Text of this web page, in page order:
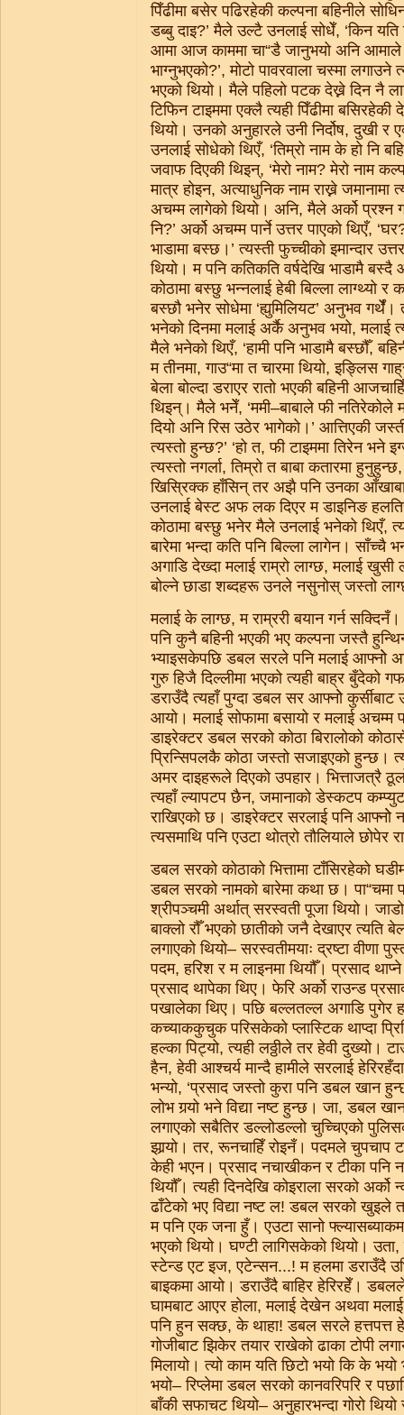
पिँढीमा बसेर पढिरहेकी कल्पना बहिनीले
डब्बु दाइ?’ मैले उल्टै उनलाई सोधेँ, ‘किन
आमा आज काममा चा“डै जानुभयो अनि आमाले
भाग्नुभएको?’, मोटो पावरवाला चस्मा
भएको थियो। मैले पहिलो पटक देख्ने दिन नै
टिफिन टाइममा एक्लै त्यही पिँढीमा
थियो। उनको अनुहारले उनी निर्दोष, दुखी र
उनलाई सोधेको थिएँ, ‘तिम्रो नाम के हो नि
जवाफ दिएकी थिइन्, ‘मेरो नाम? मेरो नाम
मात्र होइन, अत्याधुनिक नाम राख्ने जमानामा
अचम्म लागेको थियो। अनि, मैले अर्को प्रश्न
नि?’ अर्को अचम्म पार्ने उत्तर पाएको थिएँ,
भाडामा बस्छ।’ त्यस्ती फुच्चीको इमान्दार
थियो। म पनि कतिकति वर्षदेखि भाडामै
कोठामा बस्छु भन्नलाई हेबी बिल्ला लाग्थ्यो
बस्छौ भनेर सोधेमा ‘ह्युमिलियट’ अनुभव गर्थेँ।
भनेको दिनमा मलाई अर्कै अनुभव भयो, मलाई
मैले भनेको थिएँ, ‘हामी पनि भाडामै बस्छौँ,
म तीनमा, गाउ“मा त चारमा थियो, इङ्लिस
बेला बोल्दा डराएर रातो भएकी बहिनी
थिइन्। मैले भनेँ, ‘ममी–बाबाले फी नतिरेकोले
दियो अनि रिस उठेर भागेको।’ आत्तिएकी
त्यस्तो हुन्छ?’ ‘हो त, फी टाइममा तिरेन भने
त्यस्तो नगर्ला, तिम्रो त बाबा कतारमा
खिस्रिक्क हाँसिन् तर अझै पनि उनका
उनलाई बेस्ट अफ लक दिएर म डाइनिङ
कोठामा बस्छु भनेर मैले उनलाई भनेको थिएँ,
बारेमा भन्दा कति पनि बिल्ला लागेन। साँच्चै
अगाडि देख्दा मलाई राम्रो लाग्छ, मलाई खुसी
बोल्ने छाडा शब्दहरू उनले नसुनोस् जस्तो
मलाई के लाग्छ, म राम्ररी बयान गर्न
पनि कुनै बहिनी भएकी भए कल्पना जस्तै हुन्थिन्
भ्याइसकेपछि डबल सरले पनि मलाई आफ्नोे
गुरु हिजै दिल्लीमा भएको त्यही बाह्र बुँदेको
डराउँदै त्यहाँ पुग्दा डबल सर आफ्नोे
आयो। मलाई सोफामा बसायो र मलाई
डाइरेक्टर डबल सरको कोठा बिरालोको
प्रिन्सिपलकै कोठा जस्तो सजाइएको हुन्छ।
अमर दाइहरूले दिएको उपहार। भित्ताजत्रै
त्यहाँ ल्यापटप छैन, जमानाको डेस्कटप
राखिएको छ। डाइरेक्टर सरलाई पनि आफ्नोे
त्यसमाथि पनि एउटा थोत्रो तौलियाले छोपेर
डबल सरको कोठाको भित्तामा टाँसिरहेको
डबल सरको नामको बारेमा कथा छ। पा“चमा
श्रीपञ्चमी अर्थात् सरस्वती पूजा थियो।
बाक्लो रौँ भएको छातीको जनै देखाएर त्यति
लगाएको थियो– सरस्वतीमयाः द्रष्टा वीणा
पदम, हरिश र म लाइनमा थियौँ। प्रसाद
प्रसाद थापेका थिए। फेरि अर्को राउन्ड
पखालेका थिए। पछि बल्लतल्ल अगाडि पुगेर
कच्याककुचुक परिसकेको प्लास्टिक थाप्दा
हल्का पिट्यो, त्यही लठ्ठीले तर हेवी दुख्यो।
हैन, हेवी आश्चर्य मान्दै हामीले सरलाई
भन्यो, ‘प्रसाद जस्तो कुरा पनि डबल खान
लोभ गर्‍यो भने विद्या नष्ट हुन्छ। जा, डबल
लगाएको सबैतिर डल्लोडल्लो चुच्चिएको
झार्‍यो। तर, रूनचाहिँ रोइनँ। पदमले चुपचाप
केही भएन। प्रसाद नचाखीकन र टीका पनि
थियौँ। त्यही दिनदेखि कोइराला सरको अर्को
ढाँटेको भए विद्या नष्ट ल! डबल सरको खुइले
म पनि एक जना हुँ। एउटा सानो
भएको थियो। घण्टी लागिसकेको थियो।
स्टेन्ड एट इज, एटेन्सन...! म हलमा डराउँदै
बाइकमा आयो। डराउँदै बाहिर हेरिरहेँ। डबलले
घामबाट आएर होला, मलाई देखेन अथवा
पनि हुन सक्छ, के थाहा! डबल सरले हत्तपत्त
गोजीबाट झिकेर तयार राखेको ढाका टोपी
मिलायो। त्यो काम यति छिटो भयो कि के भयो
भयो– रिप्लेमा डबल सरको कानवरिपरि र
बाँकी सफाचट थियो– अनुहारभन्दा गोरो